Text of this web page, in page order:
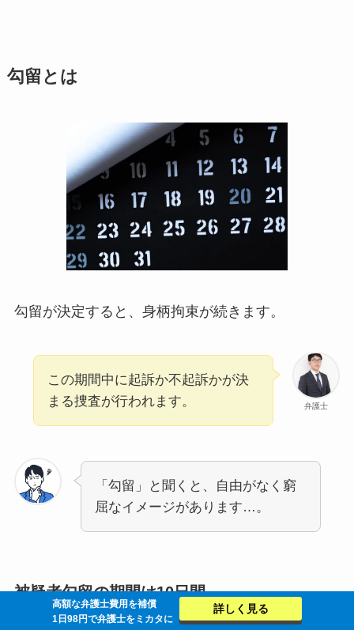
勾留とは
勾留が決定すると、身柄拘束が続きます。
弁護士
この期間中に起訴か不起訴かが決
まる捜査が行われます。
「勾留」と聞くと、自由がなく窮
屈なイメージがあります…。
被疑者勾留の期間は10日間
高額な弁護士費用を補償
1日98円で弁護士をミカタに
詳しく見る